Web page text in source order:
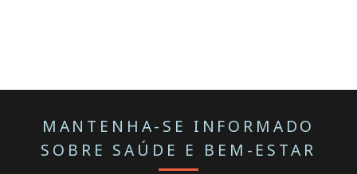
MANTENHA-SE INFORMADO
SOBRE SAÚDE E BEM-ESTAR